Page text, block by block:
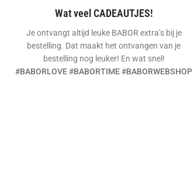
Wat veel CADEAUTJES!
Je ontvangt altijd leuke BABOR extra’s bij je
bestelling. Dat maakt het ontvangen van je
bestelling nog leuker! En wat snel!
#BABORLOVE #BABORTIME #BABORWEBSHOP